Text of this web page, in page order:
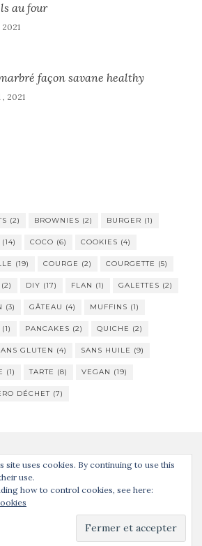
au four
2021
façon savane healthy
2021
(2) BROWNIES (2) BURGER (1)
(14) COCO (6) COOKIES (4)
(19) COURGE (2) COURGETTE (5)
(2) DIY (17) FLAN (1) GALETTES (2)
(3) GÂTEAU (4) MUFFINS (1)
(1) PANCAKES (2) QUICHE (2)
GLUTEN (4) SANS HUILE (9)
(1) TARTE (8) VEGAN (19)
DÉCHET (7)
. Propulsé parWordPress
site uses cookies. By continuing to use this
use.
how to control cookies, see here: